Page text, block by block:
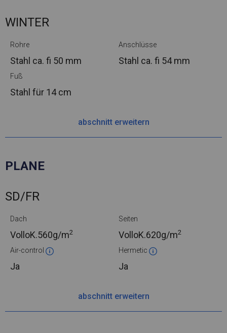
WINTER
Rohre
Stahl ca. fi 50 mm
Anschlüsse
Stahl ca. fi 54 mm
Fuß
Stahl für 14 cm
abschnitt erweitern
PLANE
SD/FR
Dach
VolloK.560g/m2
Seiten
VolloK.620g/m2
Air-control
Ja
Hermetic
Ja
abschnitt erweitern